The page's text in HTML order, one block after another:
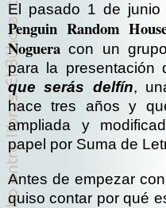
El pasado 1 de
Penguin Random
Noguera con un
para la presentación
que serás delfín,
hace tres años y
ampliada y
papel por Suma de
Antes de empezar
quiso contar por qué